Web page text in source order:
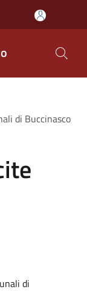
di Buccinasco
di